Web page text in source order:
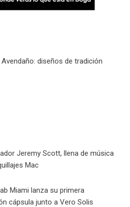
diseños de tradición
Jeremy Scott, llena de música
Mac
Miami lanza su primera
cápsula junto a Vero Solis